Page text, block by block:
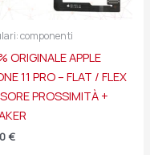
componenti
ORIGINALE APPLE
11 PRO – FLAT / FLEX
PROSSIMITÀ +
€